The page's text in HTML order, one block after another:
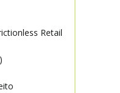
Retail